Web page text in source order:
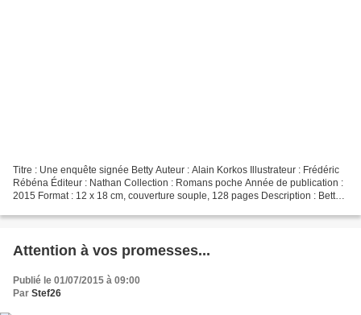
Titre : Une enquête signée Betty Auteur : Alain Korkos Illustrateur : Frédéric
Rébéna Éditeur : Nathan Collection : Romans poche Année de publication :
2015 Format : 12 x 18 cm, couverture souple, 128 pages Description : Betty,
Attention à vos promesses...
Publié le 01/07/2015 à 09:00
Par Stef26